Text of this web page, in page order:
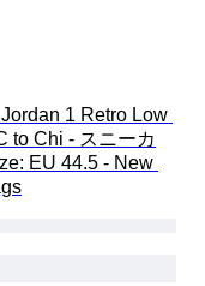
1 Retro Low
to Chi - スニーカ
EU 44.5 - New